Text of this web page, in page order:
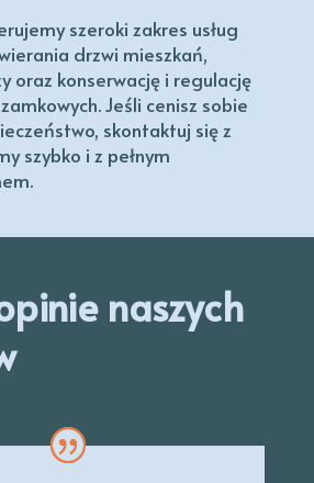
szeroki zakres usług
drzwi mieszkań,
oraz konserwację i regulację
Jeśli cenisz sobie
skontaktuj się z
szybko i z pełnym
naszych